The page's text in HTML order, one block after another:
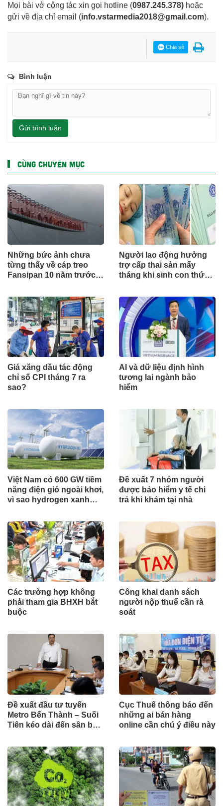
Mọi bài vở cộng tác xin gọi hotline (0987.245.378) hoặc
gửi về địa chỉ email (info.vstarmedia2018@gmail.com).
Chia sẻ
Bình luận
Gửi bình luận
CÙNG CHUYÊN MỤC
Những bức ảnh chưa
từng thấy về cáp treo
Fansipan 10 năm trước:
nhà Đông Dương
Người lao động hưởng
trợ cấp thai sản mấy
tháng khi sinh con thứ
Giá xăng dầu tác động
chỉ số CPI tháng 7 ra
sao?
AI và dữ liệu định hình
tương lai ngành bảo
hiểm
Việt Nam có 600 GW tiềm
năng điện gió ngoài khơi,
vì sao hydrogen xanh
Đề xuất 7 nhóm người
được bảo hiểm y tế chi
trả khi khám tại nhà
Các trường hợp không
phải tham gia BHXH bắt
buộc
Công khai danh sách
người nộp thuế cần rà
soát
Đề xuất đầu tư tuyến
Metro Bến Thành – Suối
Tiên kéo dài đến sân bay
thức công trình cấp bách
Cục Thuế thông báo đến
những ai bán hàng
online cần chú ý điều này